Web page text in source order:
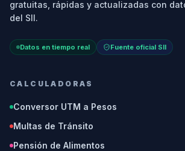
gratuitas, rápidas y actualizadas con
del SII.
Datos en tiempo real Fuente oficial SII
CALCULADORAS
Conversor UTM a Pesos
Multas de Tránsito
Pensión de Alimentos